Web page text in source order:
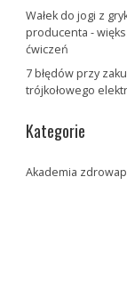
Wałek do jogi z
producenta -
ćwiczeń
7 błędów przy
trójkołowego
Kategorie
Akademia